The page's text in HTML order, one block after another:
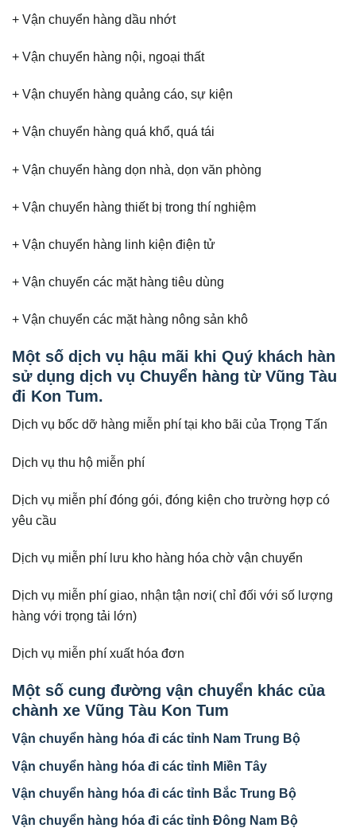
+ Vận chuyển hàng dầu nhớt
+ Vận chuyển hàng nội, ngoại thất
+ Vận chuyển hàng quảng cáo, sự kiện
+ Vận chuyển hàng quá khổ, quá tái
+ Vận chuyển hàng dọn nhà, dọn văn phòng
+ Vận chuyển hàng thiết bị trong thí nghiệm
+ Vận chuyển hàng linh kiện điện tử
+ Vận chuyển các mặt hàng tiêu dùng
+ Vận chuyển các mặt hàng nông sản khô
Một số dịch vụ hậu mãi khi Quý khách hàn
sử dụng dịch vụ Chuyển hàng từ Vũng Tàu
đi Kon Tum.
Dịch vụ bốc dỡ hàng miễn phí tại kho bãi của Trọng Tấn
Dịch vụ thu hộ miễn phí
Dịch vụ miễn phí đóng gói, đóng kiện cho trường hợp có
yêu cầu
Dịch vụ miễn phí lưu kho hàng hóa chờ vận chuyển
Dịch vụ miễn phí giao, nhận tận nơi( chỉ đối với số lượng
hàng với trọng tải lớn)
Dịch vụ miễn phí xuất hóa đơn
Một số cung đường vận chuyển khác của
chành xe Vũng Tàu Kon Tum
Vận chuyển hàng hóa đi các tỉnh Nam Trung Bộ
Vận chuyển hàng hóa đi các tỉnh Miền Tây
Vận chuyển hàng hóa đi các tỉnh Bắc Trung Bộ
Vận chuyển hàng hóa đi các tỉnh Đông Nam Bộ